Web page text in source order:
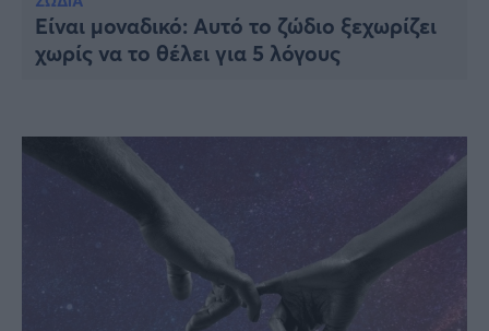
Υγεία
Γυναίκα
Είναι μοναδικό: Αυτό το ζώδιο ξεχωρίζει
χωρίς να το θέλει για 5 λόγους